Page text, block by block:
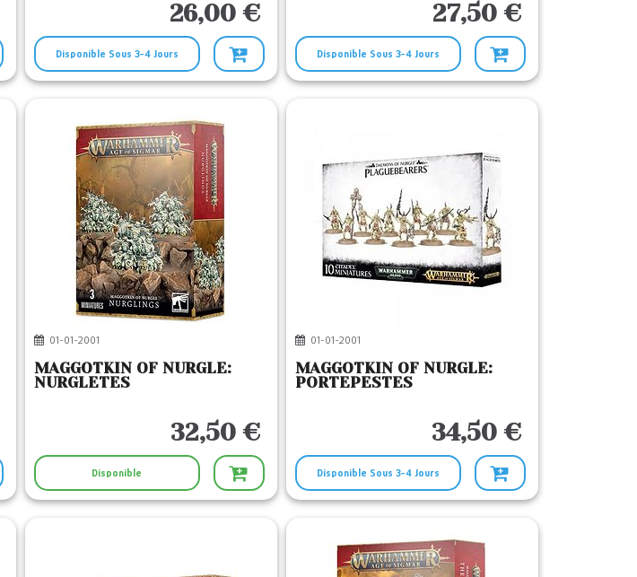
26,00 €
Disponible Sous 3-4 Jours
27,50 €
Disponible Sous 3-4 Jours
01-01-2001
MAGGOTKIN OF NURGLE:
NURGLETES
32,50 €
Disponible
01-01-2001
MAGGOTKIN OF NURGLE:
PORTEPESTES
34,50 €
Disponible Sous 3-4 Jours